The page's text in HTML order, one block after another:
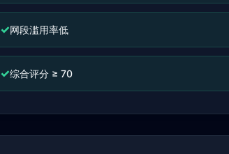
✓网段滥用率低
✓综合评分 ≥ 70